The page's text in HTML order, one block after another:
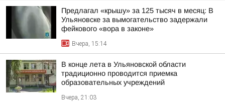
Предлагал «крышу» за 125 тысяч в месяц: В
Ульяновске за вымогательство задержали
фейкового «вора в законе»
Вчера, 15:14
В конце лета в Ульяновской области
традиционно проводится приемка
образовательных учреждений
Вчера, 21:03